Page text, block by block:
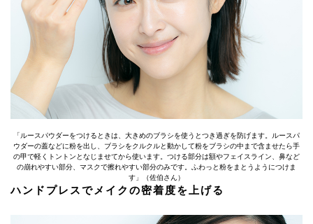
「ルースパウダーをつけるときは、大きめのブラシを使うとつき過ぎを防げます。ルースパ
ウダーの蓋などに粉を出し、ブラシをクルクルと動かして粉をブラシの中まで含ませたら手
の甲で軽くトントンとなじませてから使います。つける部分は額やフェイスライン、鼻など
の崩れやすい部分、マスクで擦れやすい部分のみです。ふわっと粉をまとうようにつけま
す」（佐伯さん）
ハンドプレスでメイクの密着度を上げる